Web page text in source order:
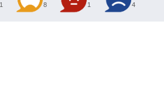
1 8 1 4